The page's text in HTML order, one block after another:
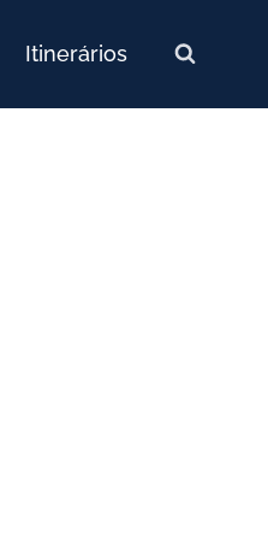
Itinerários